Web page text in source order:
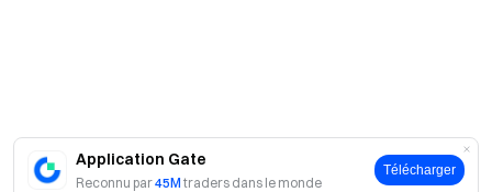
Application Gate
Reconnu par45M traders dans le monde
Télécharger